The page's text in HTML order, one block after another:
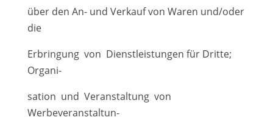
über den An- und Verkauf von Waren und/oder
die
Erbringung von Dienstleistungen für Dritte;
Organi-
sation und Veranstaltung von
Werbeveranstaltun-